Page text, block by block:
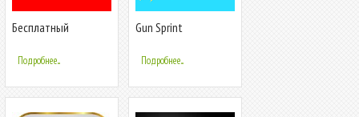
Бесплатный
музыки - Viddo
Подробнее...
Gun Sprint
Подробнее...